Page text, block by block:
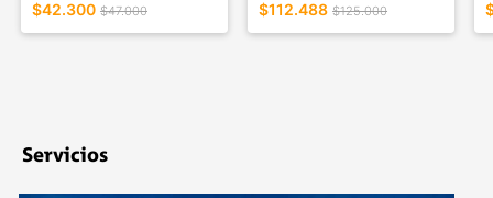
$42.300 $47.000
$112.488 $125.000
Servicios